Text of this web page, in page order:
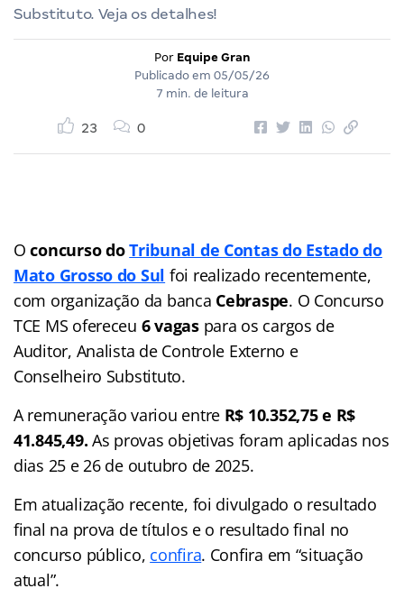
Substituto. Veja os detalhes!
Por Equipe Gran
Publicado em 05/05/26
7 min. de leitura
23 0
Oconcurso doTribunal de Contas do Estado do
Mato Grosso do Sul foi realizado recentemente,
com organização da banca Cebraspe. O Concurso
TCE MS ofereceu 6 vagaspara os cargos de
Auditor, Analista de Controle Externo e
Conselheiro Substituto.
A remuneração variou entre R$ 10.352,75 e R$
41.845,49. As provas objetivas foram aplicadas nos
dias 25 e 26 de outubro de 2025.
Em atualização recente, foi divulgado o resultado
final na prova de títulos e o resultado final no
concurso público, confira. Confira em “situação
atual”.